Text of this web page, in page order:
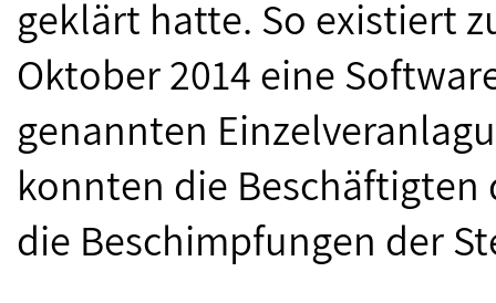
geklärt hatte. So existiert
Oktober 2014 eine
genannten
konnten die Beschäftigten
die Beschimpfungen der